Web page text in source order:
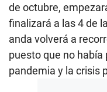
de octubre,
finalizará a las 4 de
anda volverá a
puesto que no había
pandemia y la crisis